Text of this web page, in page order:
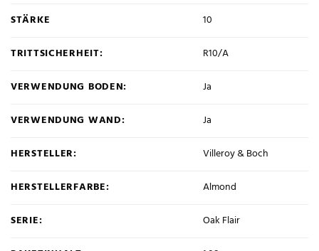
STÄRKE 10
TRITTSICHERHEIT: R10/A
VERWENDUNG BODEN: Ja
VERWENDUNG WAND: Ja
HERSTELLER: Villeroy & Boch
HERSTELLERFARBE: Almond
SERIE: Oak Flair